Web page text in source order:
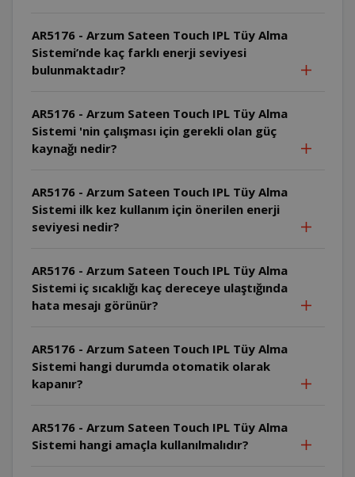
AR5176 - Arzum Sateen Touch IPL Tüy Alma
Sistemi’nde kaç farklı enerji seviyesi
bulunmaktadır?
AR5176 - Arzum Sateen Touch IPL Tüy Alma
Sistemi 'nin çalışması için gerekli olan güç
kaynağı nedir?
AR5176 - Arzum Sateen Touch IPL Tüy Alma
Sistemi ilk kez kullanım için önerilen enerji
seviyesi nedir?
AR5176 - Arzum Sateen Touch IPL Tüy Alma
Sistemi iç sıcaklığı kaç dereceye ulaştığında
hata mesajı görünür?
AR5176 - Arzum Sateen Touch IPL Tüy Alma
Sistemi hangi durumda otomatik olarak
kapanır?
AR5176 - Arzum Sateen Touch IPL Tüy Alma
Sistemi hangi amaçla kullanılmalıdır?